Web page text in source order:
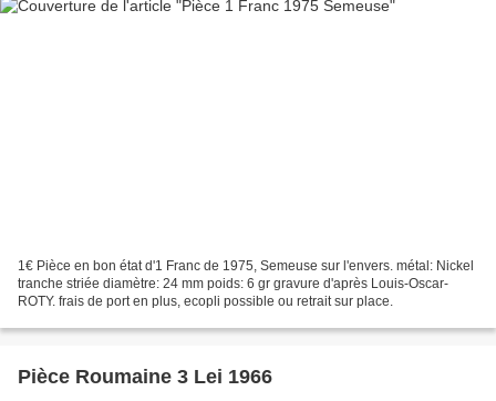
1€ Pièce en bon état d'1 Franc de 1975, Semeuse sur l'envers. métal: Nickel
tranche striée diamètre: 24 mm poids: 6 gr gravure d'après Louis-Oscar-
ROTY. frais de port en plus, ecopli possible ou retrait sur place.
Pièce Roumaine 3 Lei 1966